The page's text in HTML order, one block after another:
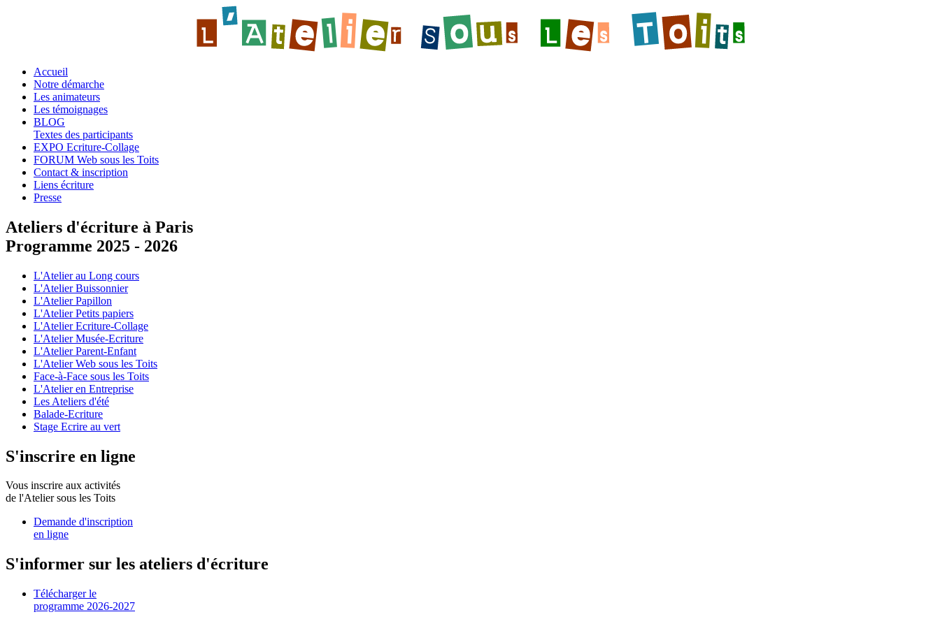
Accueil
Notre démarche
Les animateurs
Les témoignages
BLOG
Textes des participants
EXPO Ecriture-Collage
FORUM Web sous les Toits
Contact & inscription
Liens écriture
Presse
Ateliers d'écriture à Paris
Programme 2025 - 2026
L'Atelier au Long cours
L'Atelier Buissonnier
L'Atelier Papillon
L'Atelier Petits papiers
L'Atelier Ecriture-Collage
L'Atelier Musée-Ecriture
L'Atelier Parent-Enfant
L'Atelier Web sous les Toits
Face-à-Face sous les Toits
L'Atelier en Entreprise
Les Ateliers d'été
Balade-Ecriture
Stage Ecrire au vert
S'inscrire en ligne
Vous inscrire aux activités
de l'Atelier sous les Toits
Demande d'inscription
en ligne
S'informer sur les ateliers d'écriture
Télécharger le
programme 2026-2027